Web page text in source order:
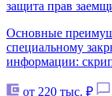
защита прав
Основные
специальному
информации:
от 220 тыс. ₽